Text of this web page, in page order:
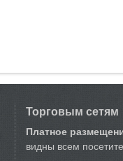
Торговым сетям
Платное
видны всем